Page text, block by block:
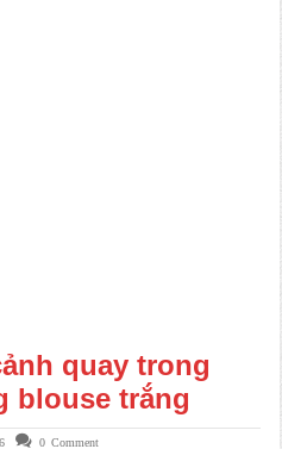
quay trong
blouse trắng
0 Comment